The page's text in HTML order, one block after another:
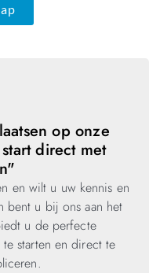
op onze
direct met
en wilt u uw kennis en
bent u bij ons aan het
u de perfecte
starten en direct te